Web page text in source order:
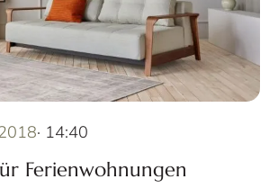
· 14:40
Ferienwohnungen